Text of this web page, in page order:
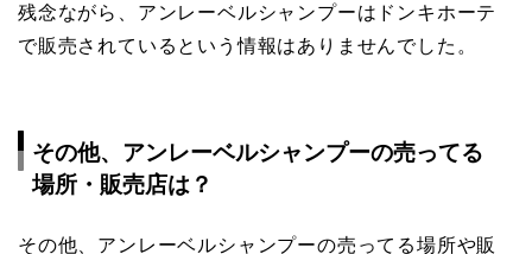
残念ながら、アンレーベルシャンプーはドンキホーテ
で販売されているという情報はありませんでした。
その他、アンレーベルシャンプーの売ってる
場所・販売店は？
その他、アンレーベルシャンプーの売ってる場所や販